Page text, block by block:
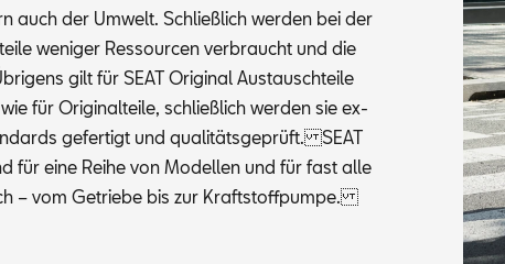
auch der Um­welt. Schließ­lich wer­den bei der
we­ni­ger Res­sour­cen ver­braucht und die
gilt für SEAT Ori­gi­nal Aus­tausch­tei­le
für Ori­gi­nal­tei­le, schließ­lich wer­den sie ex­
ge­fer­tigt und qua­li­täts­ge­prüft. SEAT
für eine Rei­he von Mo­del­len und für fast alle
– vom Ge­trie­be bis zur Kraft­stoff­pum­pe.